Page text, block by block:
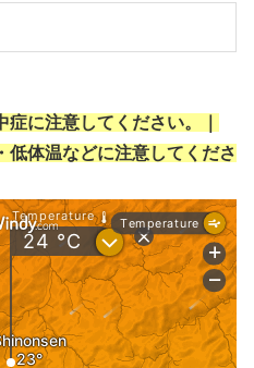
症に注意してください。｜
低体温などに注意してくださ